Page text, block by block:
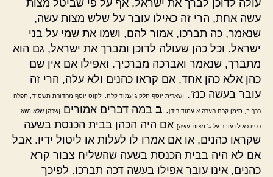
עולה לדוכן לברך את ישראל, אף על פי שביטל מצות
עשה אחת, הרי זה כאילו עובר על שלש מצות עשה,
שנאמר, כה תברכו, אמור להם, ושמו את שמי על בני
ישראל. וכל כהן שעולה לדוכן ומברך את ישראל, גם הוא
מתברך, שנאמר ואברכה מברכיך. ואפילו אם אין שם
כהן אלא כהן אחד, אם קראו כהנים ולא עלה, הרי זה
עובר בעשה כנז'.
[שארית יוסף חלק ג עמוד קלח. ילקוט יוסף מהדורת תשס"ד, תפלה
כרך ב, סימן קכח הערה א עמוד ריד]. ב במה דברים אמורים [שכהן שלא נשא
כפיו כאילו עובר על ג' מצות עשה] אם היה הכהן בבית הכנסת בשעה
שקראו כהנים, או אם אמרו לו לעלות או ליטול ידיו. אבל
אם לא היה בבית הכנסת בשעה שהשליח צבור קרא
כהנים, אינו עובר אפילו בעשה דכה תברכו. לפיכך